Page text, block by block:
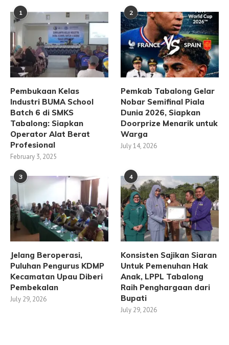
1
Pembukaan Kelas
Industri BUMA School
Batch 6 di SMKS
Tabalong: Siapkan
Operator Alat Berat
Profesional
February 3, 2025
2
Pemkab Tabalong Gelar
Nobar Semifinal Piala
Dunia 2026, Siapkan
Doorprize Menarik untuk
Warga
July 14, 2026
3
Jelang Beroperasi,
Puluhan Pengurus KDMP
Kecamatan Upau Diberi
Pembekalan
July 29, 2026
4
Konsisten Sajikan Siaran
Untuk Pemenuhan Hak
Anak, LPPL Tabalong
Raih Penghargaan dari
Bupati
July 29, 2026